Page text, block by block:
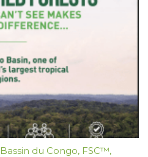
Bassin du Congo, FSC™,